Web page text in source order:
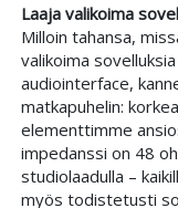
Laaja valikoima
Milloin tahansa,
valikoima
audiointerface,
matkapuhelin:
elementtimme
impedanssi on 48
studiolaadulla –
myös todistetusti